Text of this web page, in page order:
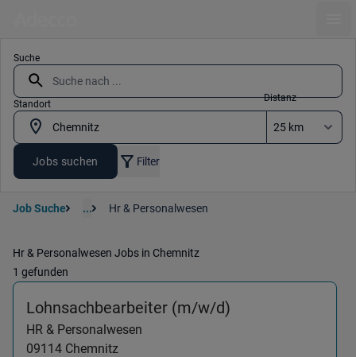
Suche
Standort
Distanz
Jobs suchen Filter
Job Suche ... Hr & Personalwesen
Hr & Personalwesen Jobs in Chemnitz
1 gefunden
Lohnsachbearbeiter (m/w/d)
HR & Personalwesen
09114 Chemnitz